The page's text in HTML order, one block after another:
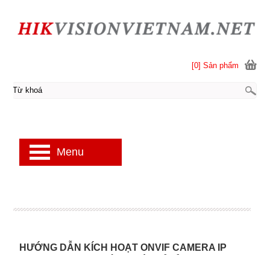
HƯỚNG DẪN KÍCH HOẠT ONVIF CAMERA IP
[0] Sản phẩm
Menu